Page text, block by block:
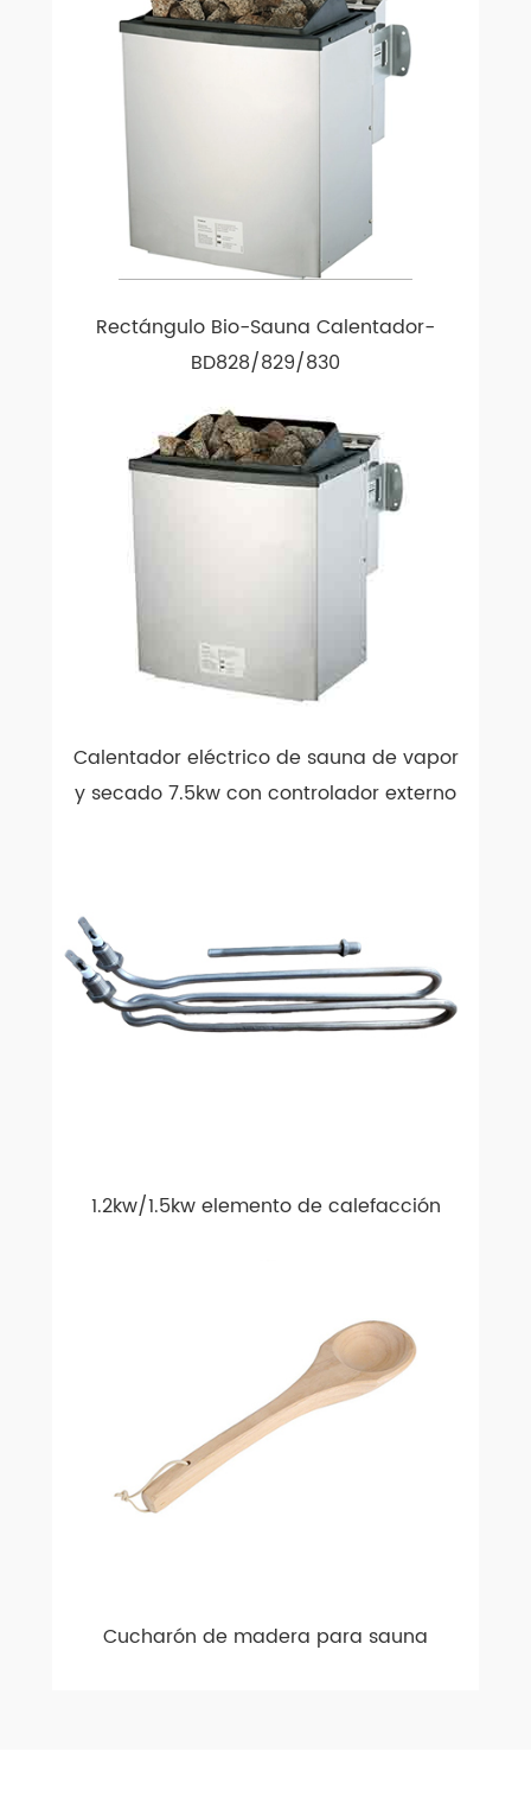
Rectángulo Bio-Sauna Calentador-
BD828/829/830
Calentador eléctrico de sauna de vapor
y secado 7.5kw con controlador externo
1.2kw/1.5kw elemento de calefacción
Cucharón de madera para sauna